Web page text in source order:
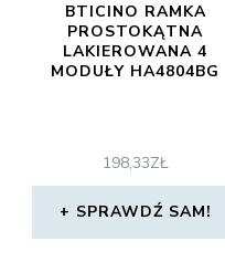
BTICINO RAMKA
PROSTOKĄTNA
LAKIEROWANA 4
MODUŁY HA4804BG
198,33ZŁ
SPRAWDŹ SAM!